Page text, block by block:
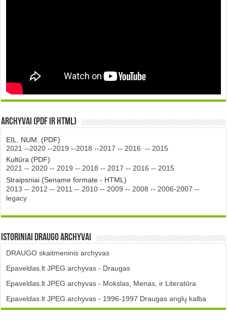
Archyvai (PDF ir HTML)
EIL. NUM. (PDF)
2021 --2020 --2019 --2018 --2017 -- 2016 -- 2015
Kultūra (PDF)
2021 -- 2020 -- 2019 -- 2018 -- 2017 -- 2016 -- 2015
Straipsniai (Sename formate - HTML)
2013 -- 2012 -- 2011 -- 2010 -- 2009 -- 2008 -- 2006-2007 --
legacy
Istoriniai DRAUGO Archyvai
DRAUGO skaitmeninis archyvas
Epaveldas.lt JPEG archyvas - Draugas
Epaveldas.lt JPEG archyvas - Mokslas, Menas, ir Literatūra
Epaveldas.lt JPEG archyvas - 1996-1997 Draugas anglų kalba